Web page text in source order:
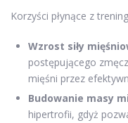
Korzyści płynące z
Wzrost siły
postępującego
mięśni przez
Budowanie masy
hipertrofii, gdyż